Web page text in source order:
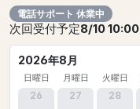
電話サポート 休業中
次回受付予定8/10 10:00
2026年8月
日曜日 月曜日 火曜日
26 27 28